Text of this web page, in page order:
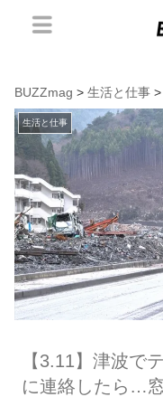
BUZZmag > 生活と仕事 >
生活と仕事
【3.11】津波で
に連絡したら…